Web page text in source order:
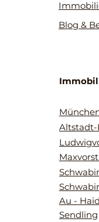
Blog &
Altstadt-
Au -
Sendling